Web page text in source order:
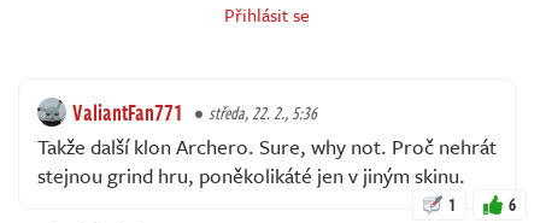
Přihlásit se
ValiantFan771 středa, 22. 2., 5:36
Takže další klon Archero. Sure, why not. Proč nehrát
stejnou grind hru, poněkolikáté jen v jiným skinu.
1 6